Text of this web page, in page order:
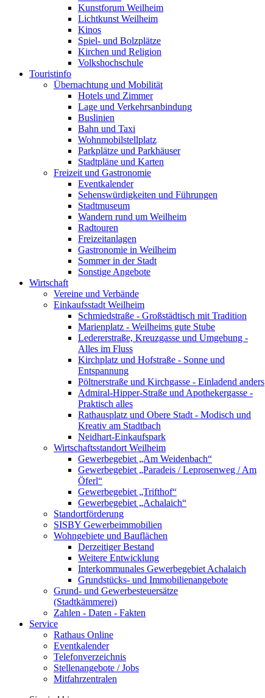
Kunstforum Weilheim
Lichtkunst Weilheim
Kinos
Spiel- und Bolzplätze
Kirchen und Religion
Volkshochschule
Touristinfo
Übernachtung und Mobilität
Hotels und Zimmer
Lage und Verkehrsanbindung
Buslinien
Bahn und Taxi
Wohnmobilstellplatz
Parkplätze und Parkhäuser
Stadtpläne und Karten
Freizeit und Gastronomie
Eventkalender
Sehenswürdigkeiten und Führungen
Stadtmuseum
Wandern rund um Weilheim
Radtouren
Freizeitanlagen
Gastronomie in Weilheim
Sommer in der Stadt
Sonstige Angebote
Wirtschaft
Vereine und Verbände
Einkaufsstadt Weilheim
Schmiedstraße - Großstädtisch mit Tradition
Marienplatz - Weilheims gute Stube
Ledererstraße, Kreuzgasse und Umgebung -
Alles im Fluss
Kirchplatz und Hofstraße - Sonne und
Entspannung
Pöltnerstraße und Kirchgasse - Einladend anders
Admiral-Hipper-Straße und Apothekergasse -
Praktisch alles
Rathausplatz und Obere Stadt - Modisch und
Kreativ am Stadtbach
Neidhart-Einkaufspark
Wirtschaftsstandort Weilheim
Gewerbegebiet „Am Weidenbach“
Gewerbegebiet „Paradeis / Leprosenweg / Am
Öferl“
Gewerbegebiet „Trifthof“
Gewerbegebiet „Achalaich“
Standortförderung
SISBY Gewerbeimmobilien
Wohngebiete und Bauflächen
Derzeitiger Bestand
Weitere Entwicklung
Interkommunales Gewerbegebiet Achalaich
Grundstücks- und Immobilienangebote
Grund- und Gewerbesteuersätze
(Stadtkämmerei)
Zahlen - Daten - Fakten
Service
Rathaus Online
Eventkalender
Telefonverzeichnis
Stellenangebote / Jobs
Mitfahrzentralen